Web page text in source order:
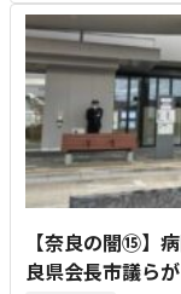
【奈良の闇⑮】
良県会長市議ら